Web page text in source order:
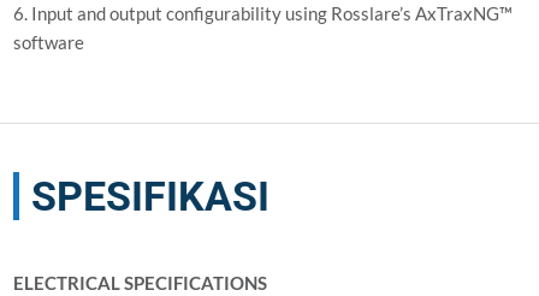
6. Input and output configurability using Rosslare’s AxTraxNG™
software
SPESIFIKASI
ELECTRICAL SPECIFICATIONS